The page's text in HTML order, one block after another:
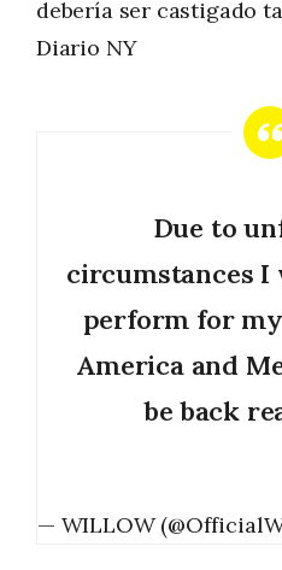
Due to
circumstances I
perform for
America and
be back
— WILLOW